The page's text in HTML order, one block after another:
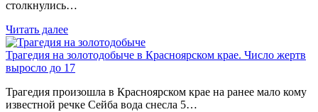
столкнулись…
Читать далее
Трагедия на золотодобыче в Красноярском крае. Число жертв
выросло до 17
Трагедия произошла в Красноярском крае на ранее мало кому
известной речке Сейба вода снесла 5…